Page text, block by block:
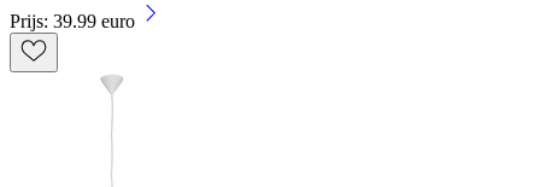
Prijs: 39.99 euro